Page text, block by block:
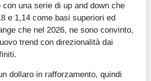
una serie di up and down che
e 1,14 come basi superiori ed
che nel 2026, ne sono convinto,
trend con direzionalità dai
dollaro in rafforzamento, quindi